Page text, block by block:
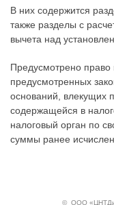
В них содержится
также разделы с
вычета над
Предусмотрено право
предусмотренных
оснований, влекущих
содержащейся в
налоговый орган по
суммы ранее
© ООО